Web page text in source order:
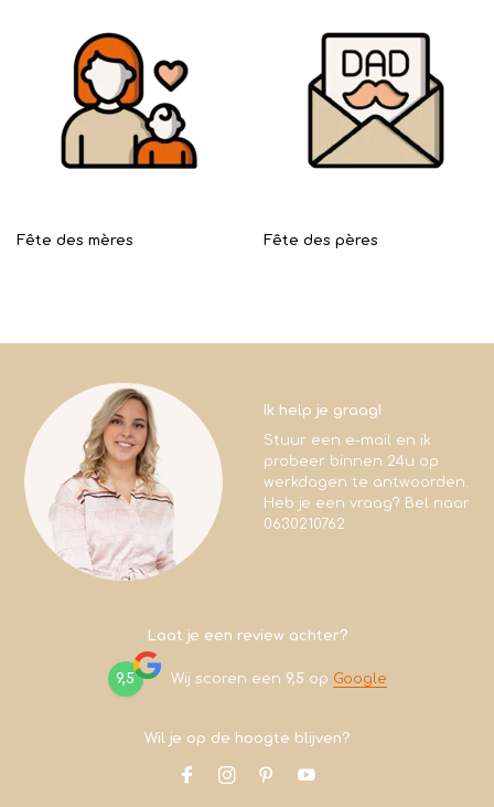
Fête des mères Fête des pères
Ik help je graag!
Stuur een e-mail en ik
probeer binnen 24u op
werkdagen te antwoorden.
Heb je een vraag? Bel naar
0630210762
Laat je een review achter?
9,5 Wij scoren een 9,5 op Google
Wil je op de hoogte blijven?